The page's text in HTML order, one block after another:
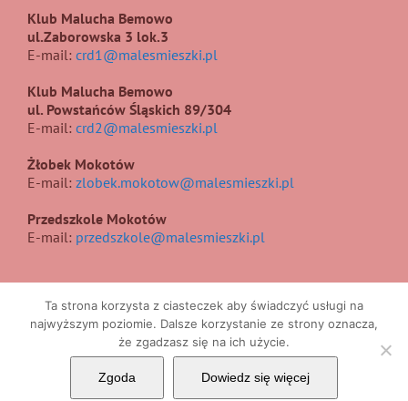
Klub Malucha Bemowo
ul.Zaborowska 3 lok.3
E-mail: crd1@malesmieszki.pl
Klub Malucha Bemowo
ul. Powstańców Śląskich 89/304
E-mail: crd2@malesmieszki.pl
Żłobek Mokotów
E-mail: zlobek.mokotow@malesmieszki.pl
Przedszkole Mokotów
E-mail: przedszkole@malesmieszki.pl
Copyright 2017 | All Rights Reserved | Projekt i wykonanie
Facebook
Ta strona korzysta z ciasteczek aby świadczyć usługi na
najwyższym poziomie. Dalsze korzystanie ze strony oznacza,
że zgadzasz się na ich użycie.
Zgoda Dowiedz się więcej